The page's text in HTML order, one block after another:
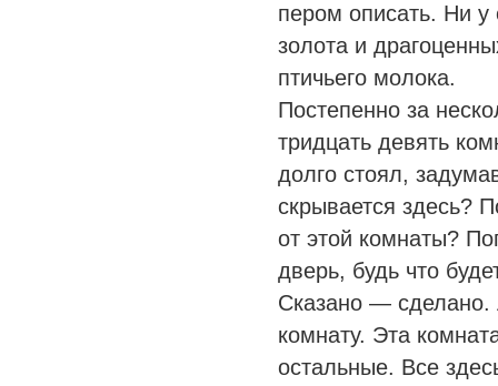
пером описать. Ни у
золота и
птичьего молока.
Постепенно за
тридцать девять
долго стоял,
скрывается здесь?
от этой комнаты?
дверь, будь что
Сказано —
комнату. Эта
остальные. Все